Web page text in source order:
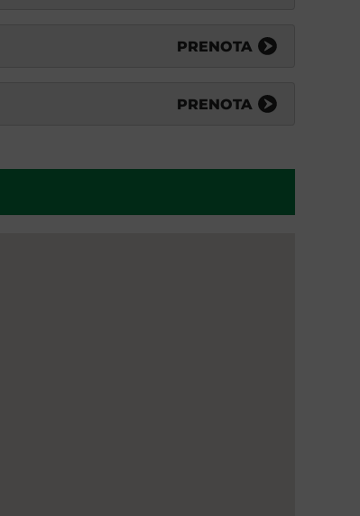
PRENOTA
PRENOTA